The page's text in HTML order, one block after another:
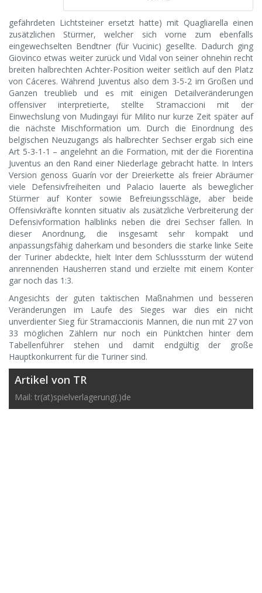
gefährdeten Lichtsteiner ersetzt hatte) mit Quagliarella einen
zusätzlichen Stürmer, welcher sich vorne zum ebenfalls
eingewechselten Bendtner (für Vucinic) gesellte. Dadurch ging
Giovinco etwas weiter zurück und Vidal von seiner ohnehin recht
breiten halbrechten Achter-Position weiter seitlich auf den Platz
von Cáceres. Während Juventus also dem 3-5-2 im Großen und
Ganzen treublieb und es mit einigen Detailveränderungen
offensiver interpretierte, stellte Stramaccioni mit der
Einwechslung von Mudingayi für Milito nur kurze Zeit später auf
die nächste Mischformation um. Durch die Einordnung des
belgischen Neuzugangs als halbrechter Sechser ergab sich eine
Art 5-3-1-1 – angelehnt an die Formation, mit der die Fiorentina
Juventus an den Rand einer Niederlage gebracht hatte. In Inters
Version genoss Guarín vor der Dreierkette als freier Abräumer
viele Defensivfreiheiten und Palacio lauerte als beweglicher
Stürmer auf Konter sowie Befreiungsschläge, aber beide
Offensivkräfte konnten situativ als zusätzliche Verbreiterung der
Defensivformation halblinks neben die drei Sechser fallen. In
dieser Anordnung, die insgesamt sehr kompakt und
anpassungsfähig daherkam und besonders die starke linke Seite
der Turiner abdeckte, hielt Inter dem Schlusssturm der wütend
anrennenden Hausherren stand und erzielte mit einem Konter
gar noch das 1:3.
Angesichts der guten taktischen Maßnahmen und besseren
Veränderungen im Laufe des Sieges war dies ein nicht
unverdienter Sieg für Stramaccionis Mannen, die nun mit 27 von
33 möglichen Zählern nur noch ein Pünktchen hinter dem
Tabellenführer stehen und damit endgültig der große
Hauptkonkurrent für die Turiner sind.
Artikel von TR
Mail: tr(at)spielverlagerung(.)de